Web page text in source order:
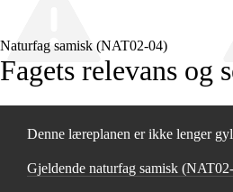
Naturfag samisk (NAT02‑04)
Fagets relevans og
Denne læreplanen er ikke lenger
Gjeldende naturfag samisk